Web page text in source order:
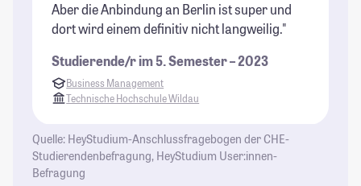
Aber die Anbindung an Berlin ist super und
dort wird einem definitiv nicht langweilig."
Studierende/r im 5. Semester – 2023
Business Management
Technische Hochschule Wildau
Quelle: HeyStudium-Anschlussfragebogen der CHE-
Studierendenbefragung, HeyStudium User:innen-
Befragung